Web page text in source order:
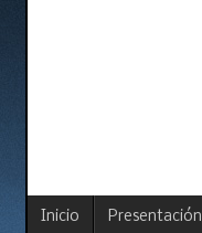
Inicio Presentación